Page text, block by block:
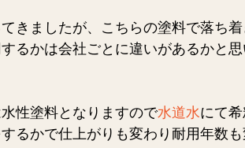
きましたが、こちらの塗料で落ち着
るかは会社ごとに違いがあるかと
性塗料となりますので水道水にて希
るかで仕上がりも変わり耐用年数も